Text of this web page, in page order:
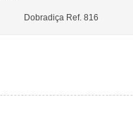
Dobradiça Ref. 816